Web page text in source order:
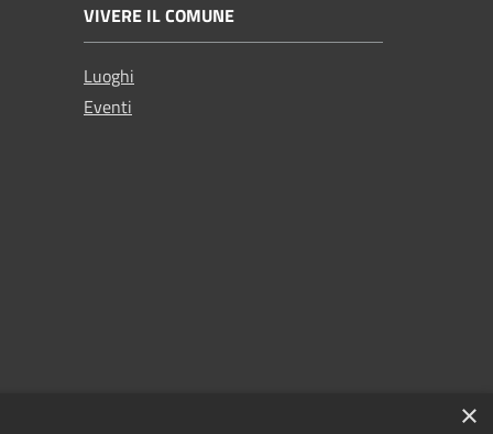
VIVERE IL COMUNE
Luoghi
Eventi
×